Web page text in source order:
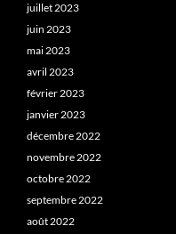
juillet 2023
juin 2023
mai 2023
avril 2023
février 2023
janvier 2023
décembre 2022
novembre 2022
octobre 2022
septembre 2022
août 2022